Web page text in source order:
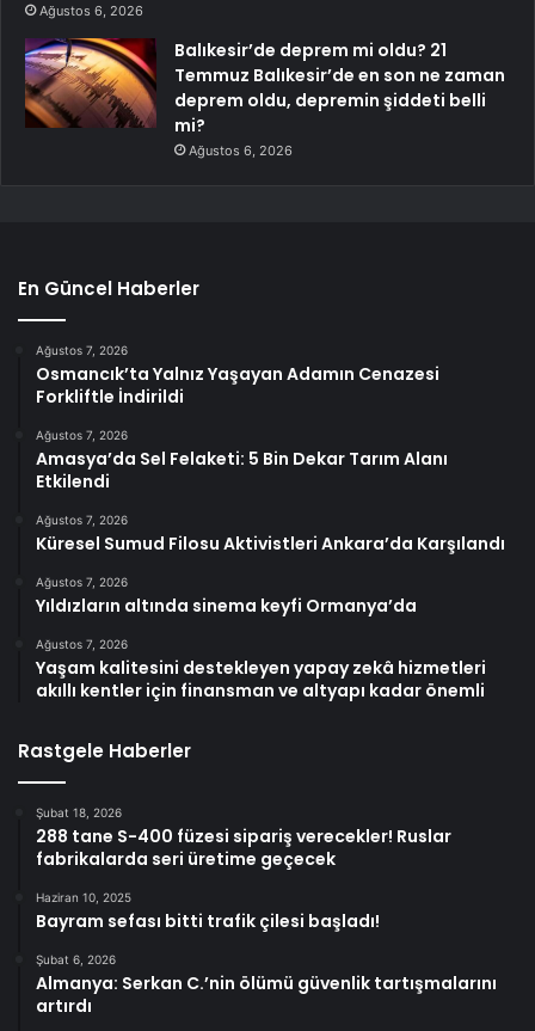
Ağustos 6, 2026
Balıkesir’de deprem mi oldu? 21
Temmuz Balıkesir’de en son ne zaman
deprem oldu, depremin şiddeti belli
mi?
Ağustos 6, 2026
En Güncel Haberler
Ağustos 7, 2026
Osmancık’ta Yalnız Yaşayan Adamın Cenazesi
Forkliftle İndirildi
Ağustos 7, 2026
Amasya’da Sel Felaketi: 5 Bin Dekar Tarım Alanı
Etkilendi
Ağustos 7, 2026
Küresel Sumud Filosu Aktivistleri Ankara’da Karşılandı
Ağustos 7, 2026
Yıldızların altında sinema keyfi Ormanya’da
Ağustos 7, 2026
Yaşam kalitesini destekleyen yapay zekâ hizmetleri
akıllı kentler için finansman ve altyapı kadar önemli
Rastgele Haberler
Şubat 18, 2026
288 tane S-400 füzesi sipariş verecekler! Ruslar
fabrikalarda seri üretime geçecek
Haziran 10, 2025
Bayram sefası bitti trafik çilesi başladı!
Şubat 6, 2026
Almanya: Serkan C.’nin ölümü güvenlik tartışmalarını
artırdı